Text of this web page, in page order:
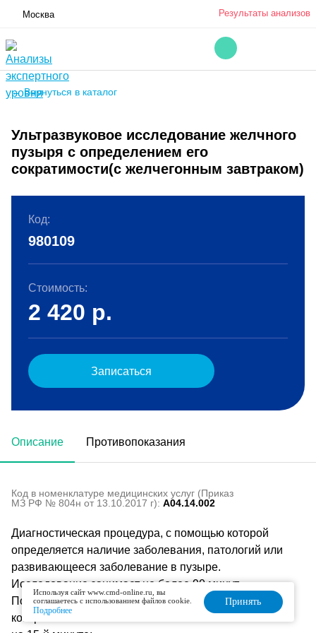
Москва Результаты анализов
← Вернуться в каталог
Ультразвуковое исследование желчного
пузыря с определением его
сократимости(с желчегонным завтраком)
Описание Противопоказания
Код в номенклатуре медицинских услуг (Приказ
МЗ РФ № 804н от 13.10.2017 г): A04.14.002
Диагностическая процедура, с помощью которой
определяется наличие заболевания, патологий или
развивающееся заболевание в пузыре.
Исследование занимает не более 90 минут.
После приема желчегонного продукта выполняются
контрольные УЗИ на:
Код:
980109
Стоимость:
2 420 р.
Записаться
Используя сайт www.cmd-online.ru, вы
соглашаетесь с использованием файлов cookie.
Подробнее
Принять